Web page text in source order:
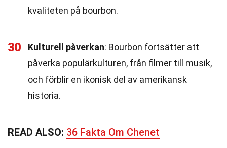
kvaliteten på bourbon.
30 Kulturell påverkan: Bourbon fortsätter att
påverka populärkulturen, från filmer till musik,
och förblir en ikonisk del av amerikansk
historia.
READ ALSO: 36 Fakta Om Chenet